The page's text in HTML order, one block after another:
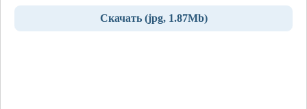
Скачать (jpg, 1.87Mb)